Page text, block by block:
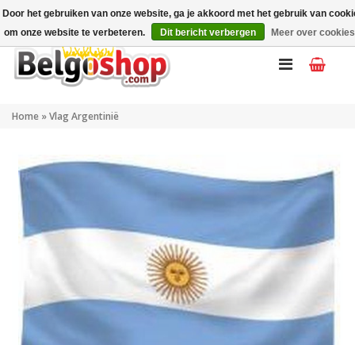
Mijn account NL
Home »Vlag Argentinië
Door het gebruiken van onze website, ga je akkoord met het gebruik van
om onze website te verbeteren.
Dit bericht verbergen Meer over